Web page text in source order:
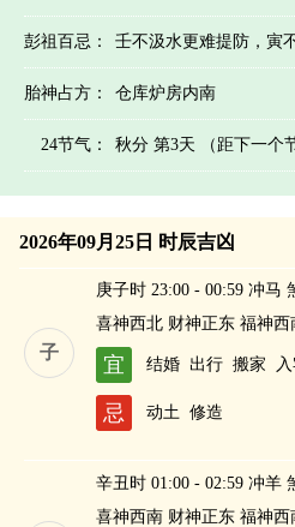
彭祖百忌： 壬不汲水更难提防，寅
胎神占方： 仓库炉房内南
24节气： 秋分 第3天 （距下一个
2026年09月25日 时辰吉凶
子
庚子时 23:00 - 00:59 冲马
喜神西北 财神正东 福神西
宜 结婚 出行 搬家
嗣
忌 动土 修造
辛丑时 01:00 - 02:59 冲羊
喜神西南 财神正东 福神西